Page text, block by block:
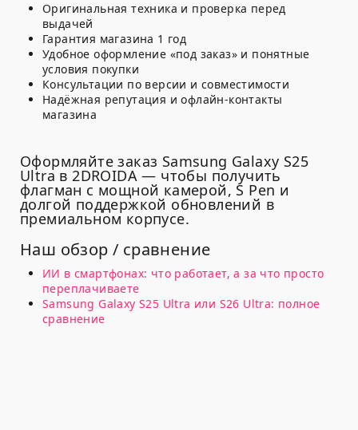
Оригинальная техника и проверка перед
выдачей
Гарантия магазина 1 год
Удобное оформление «под заказ» и понятные
условия покупки
Консультации по версии и совместимости
Надёжная репутация и офлайн-контакты
магазина
Оформляйте заказ Samsung Galaxy S25
Ultra в 2DROIDA — чтобы получить
флагман с мощной камерой, S Pen и
долгой поддержкой обновлений в
премиальном корпусе.
Наш обзор / сравнение
ИИ в смартфонах: что работает, а за что просто
переплачиваете
Samsung Galaxy S25 Ultra или S26 Ultra: полное
сравнение